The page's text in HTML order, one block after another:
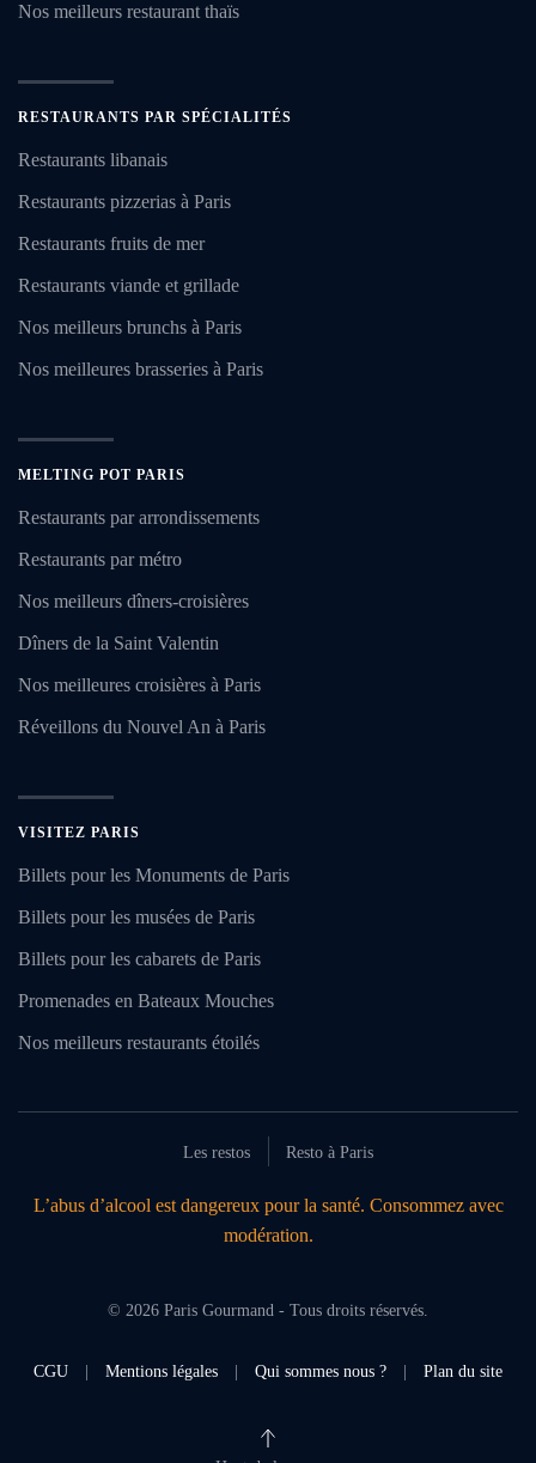
Nos meilleurs restaurant thaïs
RESTAURANTS PAR SPÉCIALITÉS
Restaurants libanais
Restaurants pizzerias à Paris
Restaurants fruits de mer
Restaurants viande et grillade
Nos meilleurs brunchs à Paris
Nos meilleures brasseries à Paris
MELTING POT PARIS
Restaurants par arrondissements
Restaurants par métro
Nos meilleurs dîners-croisières
Dîners de la Saint Valentin
Nos meilleures croisières à Paris
Réveillons du Nouvel An à Paris
VISITEZ PARIS
Billets pour les Monuments de Paris
Billets pour les musées de Paris
Billets pour les cabarets de Paris
Promenades en Bateaux Mouches
Nos meilleurs restaurants étoilés
Les restos Resto à Paris
L’abus d’alcool est dangereux pour la santé. Consommez avec
modération.
© 2026 Paris Gourmand - Tous droits réservés.
CGU Mentions légales Qui sommes nous ? Plan du site